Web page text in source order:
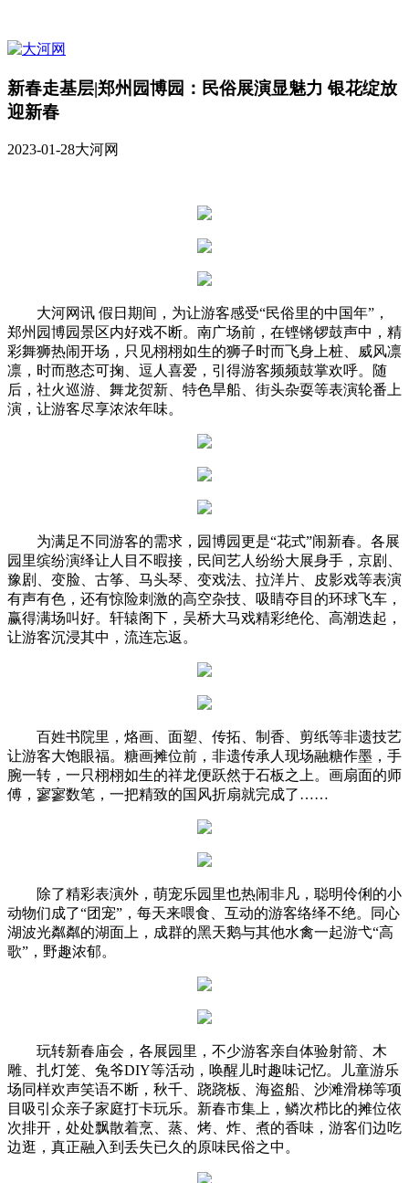
新春走基层|郑州园博园：民俗展演显魅力 银花绽放
迎新春
2023-01-28大河网
大河网讯 假日期间，为让游客感受“民俗里的中国年”，
郑州园博园景区内好戏不断。南广场前，在铿锵锣鼓声中，精
彩舞狮热闹开场，只见栩栩如生的狮子时而飞身上桩、威风凛
凛，时而憨态可掬、逗人喜爱，引得游客频频鼓掌欢呼。随
后，社火巡游、舞龙贺新、特色旱船、街头杂耍等表演轮番上
演，让游客尽享浓浓年味。
为满足不同游客的需求，园博园更是“花式”闹新春。各展
园里缤纷演绎让人目不暇接，民间艺人纷纷大展身手，京剧、
豫剧、变脸、古筝、马头琴、变戏法、拉洋片、皮影戏等表演
有声有色，还有惊险刺激的高空杂技、吸睛夺目的环球飞车，
赢得满场叫好。轩辕阁下，吴桥大马戏精彩绝伦、高潮迭起，
让游客沉浸其中，流连忘返。
百姓书院里，烙画、面塑、传拓、制香、剪纸等非遗技艺
让游客大饱眼福。糖画摊位前，非遗传承人现场融糖作墨，手
腕一转，一只栩栩如生的祥龙便跃然于石板之上。画扇面的师
傅，寥寥数笔，一把精致的国风折扇就完成了……
除了精彩表演外，萌宠乐园里也热闹非凡，聪明伶俐的小
动物们成了“团宠”，每天来喂食、互动的游客络绎不绝。同心
湖波光粼粼的湖面上，成群的黑天鹅与其他水禽一起游弋“高
歌”，野趣浓郁。
玩转新春庙会，各展园里，不少游客亲自体验射箭、木
雕、扎灯笼、兔爷DIY等活动，唤醒儿时趣味记忆。儿童游乐
场同样欢声笑语不断，秋千、跷跷板、海盗船、沙滩滑梯等项
目吸引众亲子家庭打卡玩乐。新春市集上，鳞次栉比的摊位依
次排开，处处飘散着烹、蒸、烤、炸、煮的香味，游客们边吃
边逛，真正融入到丢失已久的原味民俗之中。